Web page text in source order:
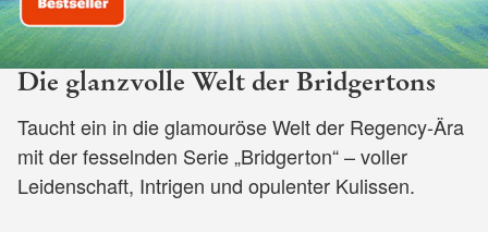
Die glanzvolle Welt der Bridgertons
Taucht ein in die glamouröse Welt der Regency-Ära
mit der fesselnden Serie „Bridgerton“ – voller
Leidenschaft, Intrigen und opulenter Kulissen.